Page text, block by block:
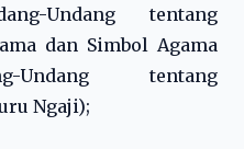
Undang tentang
dan Simbol Agama
Undang tentang
Ngaji);